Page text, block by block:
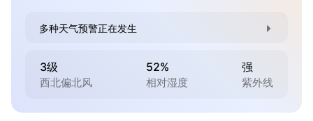
多种天气预警正在发生
3级
西北偏北风
52%
相对湿度
强
紫外线